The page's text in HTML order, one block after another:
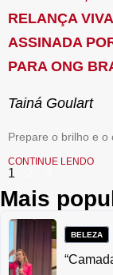
RELANÇA
ASSINADA
PARA ONG
Tainá Goulart
Prepare o brilho e o
CONTINUE LENDO
1
Mais
BELEZA